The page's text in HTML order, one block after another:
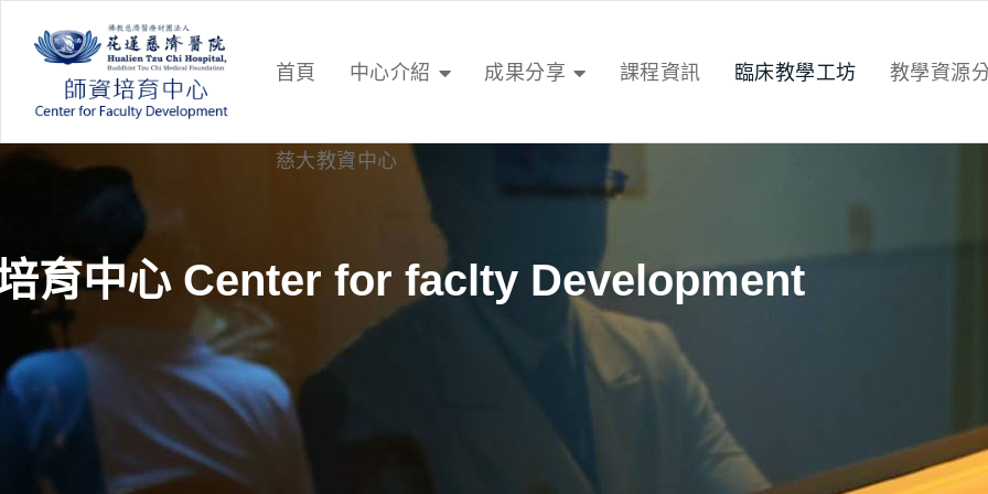
首頁 中心介紹 成果分享 課程資訊 臨床教學工坊 教學資源
慈大教資中心
育中心 Center for faclty Development